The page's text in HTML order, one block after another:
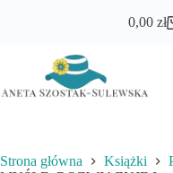
Koszyk
0,00zł
Strona główna Książki